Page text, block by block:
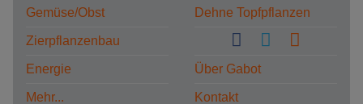
Gemüse/Obst
Zierpflanzenbau
Energie
Mehr...
Dehne Topfpflanzen
Über Gabot
Kontakt